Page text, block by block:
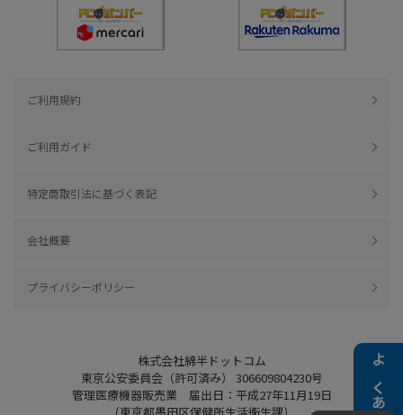
ご利用規約
ご利用ガイド
特定商取引法に基づく表記
会社概要
プライバシーポリシー
株式会社綿半ドットコム
東京公安委員会（許可済み） 306609804230号
管理医療機器販売業 届出日：平成27年11月19日